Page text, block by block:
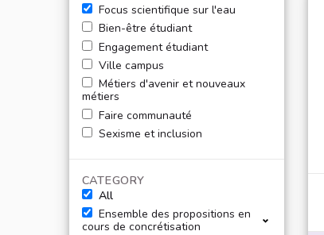
Focus scientifique sur l'eau
Bien-être étudiant
Engagement étudiant
Ville campus
Métiers d'avenir et nouveaux
métiers
Faire communauté
Sexisme et inclusion
CATEGORY
All
Ensemble des propositions en
cours de concrétisation